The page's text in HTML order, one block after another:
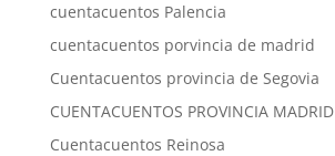
cuentacuentos Palencia
cuentacuentos porvincia de madrid
Cuentacuentos provincia de Segovia
CUENTACUENTOS PROVINCIA MADRID
Cuentacuentos Reinosa